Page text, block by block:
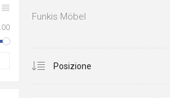
Funkis Möbel